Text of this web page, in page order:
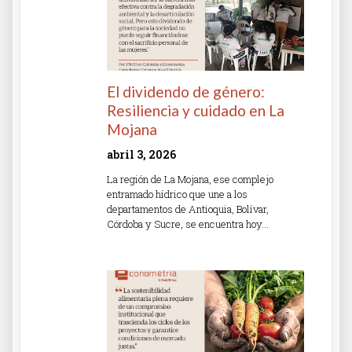
El dividendo de género:
Resiliencia y cuidado en La
Mojana
abril 3, 2026
La región de La Mojana, ese complejo
entramado hídrico que une a los
departamentos de Antioquia, Bolívar,
Córdoba y Sucre, se encuentra hoy…